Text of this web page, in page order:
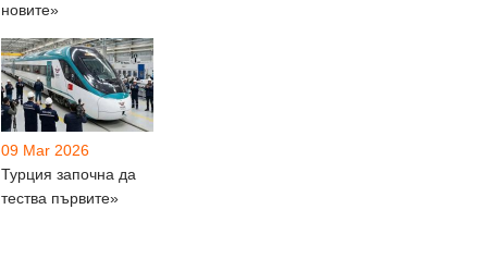
новите»
09 Mar 2026
Турция започна да
тества първите»